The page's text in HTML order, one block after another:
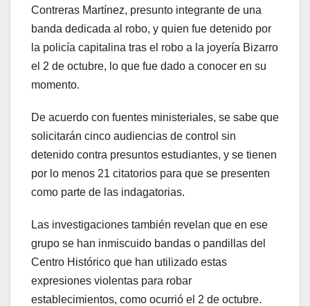
Contreras Martínez, presunto integrante de una
banda dedicada al robo, y quien fue detenido por
la policía capitalina tras el robo a la joyería Bizarro
el 2 de octubre, lo que fue dado a conocer en su
momento.
De acuerdo con fuentes ministeriales, se sabe que
solicitarán cinco audiencias de control sin
detenido contra presuntos estudiantes, y se tienen
por lo menos 21 citatorios para que se presenten
como parte de las indagatorias.
Las investigaciones también revelan que en ese
grupo se han inmiscuido bandas o pandillas del
Centro Histórico que han utilizado estas
expresiones violentas para robar
establecimientos, como ocurrió el 2 de octubre.